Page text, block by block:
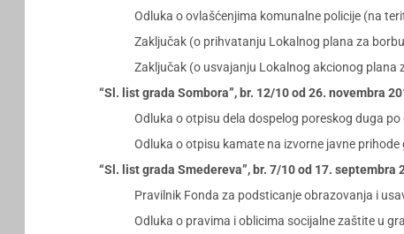
Odluka o ovlašćenjima komunalne policije (na
Zaključak (o prihvatanju Lokalnog plana za
Zaključak (o usvajanju Lokalnog akcionog
“Sl. list grada Sombora”, br. 12/10 od 26. novembra
Odluka o otpisu dela dospelog poreskog duga
Odluka o otpisu kamate na izvorne javne
“Sl. list grada Smedereva”, br. 7/10 od 17. septembra
Pravilnik Fonda za podsticanje obrazovanja i
Odluka o pravima i oblicima socijalne zaštite u